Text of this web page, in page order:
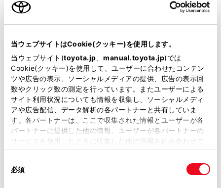
当ウェブサイトはCookie(クッキー)を使用します。
当ウェブサイト(toyota.jp manual.toyota.jp)では
Cookie(クッキー)を使用して、ユーザーに合わせたコンテン
ツや広告の表示、ソーシャルメディアの提供、広告の表示回
数やクリック数の測定を行っています。またユーザーによる
サイト利用状況についても情報を収集し、ソーシャルメディ
アや広告配信、データ解析の各パートナーと共有していま
す。各パートナーは、ここで収集された情報とユーザーが各
パートナーに提供した他の情報、ユーザーが各パートナーの
サービスを使用したときに収集した他の情報を組み合わせて
使用することがあります。当ウェブサイトの使用を続行する
必須
整備 定期点検整備付 保証
ロングラン保証付
ハイブリッド保証付
カローラ和歌山 北島店
各種お問い合わせ
073-451-2325